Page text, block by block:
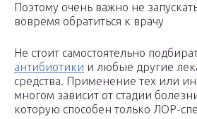
Поэтому очень важно не
вовремя обратиться к врачу
Не стоит самостоятельно
антибиотики и любые другие
средства. Применение тех или
многом зависит от стадии
которую способен только ЛОР-